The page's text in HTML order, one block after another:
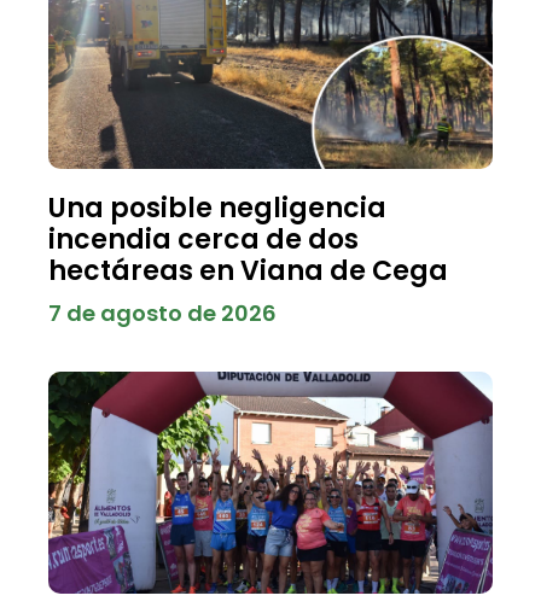
Una posible negligencia
incendia cerca de dos
hectáreas en Viana de Cega
7 de agosto de 2026